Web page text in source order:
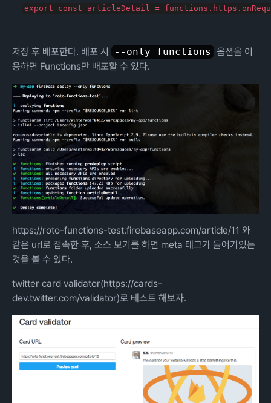
저장 후 배포한다. 배포 시 --only functions 옵션을 이
용하면 Functions만 배포할 수 있다.
https://roto-functions-test.firebaseapp.com/article/11 와
같은 url로 접속한 후, 소스 보기를 하면 meta 태그가 들어가있는
것을 볼 수 있다.
twitter card validator(https://cards-
dev.twitter.com/validator)로 테스트 해보자.